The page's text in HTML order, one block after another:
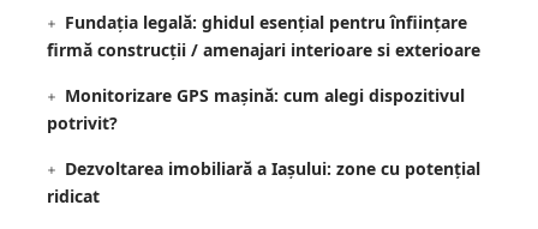
Fundația legală: ghidul esențial pentru înființare
firmă construcții / amenajari interioare si exterioare
Monitorizare GPS mașină: cum alegi dispozitivul
potrivit?
Dezvoltarea imobiliară a Iașului: zone cu potențial
ridicat